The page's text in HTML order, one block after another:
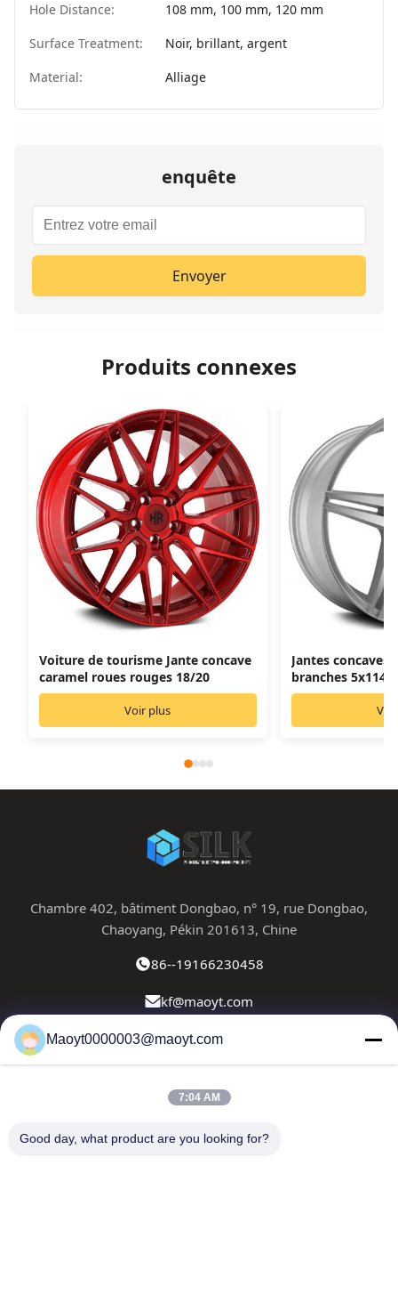
Hole Distance:
108 mm, 100 mm, 120 mm
Surface Treatment:
Noir, brillant, argent
Material:
Alliage
enquête
Envoyer
Produits connexes
Voiture de tourisme Jante concave
caramel roues rouges 18/20
Voir plus
Jantes concaves
branches 5x114.3
Chambre 402, bâtiment Dongbao, n° 19, rue Dongbao,
Chaoyang, Pékin 201613, Chine
86--19166230458
kf@maoyt.com
À La MaisonÀ Propos De NousProduitsNous Contacter
Nouvelles
Maoyt0000003@maoyt.com
7:04 AM
Good day, what product are you looking for?